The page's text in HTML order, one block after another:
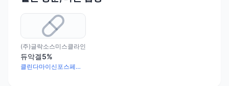
(주)글락소스미스클라인
듀악겔5%
클린다마이신포스페이트 11.88mg · 함수과산화벤조일 66.7mg